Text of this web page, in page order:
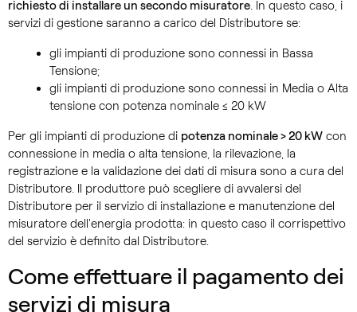
richiesto di installare un secondo misuratore. In questo caso, i
servizi di gestione saranno a carico del Distributore se:
gli impianti di produzione sono connessi in Bassa
Tensione;
gli impianti di produzione sono connessi in Media o Alta
tensione con potenza nominale ≤ 20 kW
Per gli impianti di produzione di potenza nominale > 20 kW con
connessione in media o alta tensione, la rilevazione, la
registrazione e la validazione dei dati di misura sono a cura del
Distributore. Il produttore può scegliere di avvalersi del
Distributore per il servizio di installazione e manutenzione del
misuratore dell'energia prodotta: in questo caso il corrispettivo
del servizio è definito dal Distributore.
Come effettuare il pagamento dei
servizi di misura